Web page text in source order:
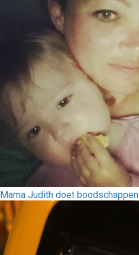
Mama Judith doet boodschappen